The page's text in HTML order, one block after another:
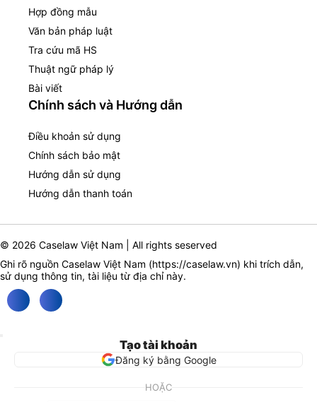
Hợp đồng mẫu
Văn bản pháp luật
Tra cứu mã HS
Thuật ngữ pháp lý
Bài viết
Chính sách và Hướng dẫn
Điều khoản sử dụng
Chính sách bảo mật
Hướng dẫn sử dụng
Hướng dẫn thanh toán
© 2026 Caselaw Việt Nam | All rights seserved
Ghi rõ nguồn Caselaw Việt Nam (https://caselaw.vn) khi trích dẫn,
sử dụng thông tin, tài liệu từ địa chỉ này.
Tạo tài khoản
Đăng ký bằng Google
HOẶC